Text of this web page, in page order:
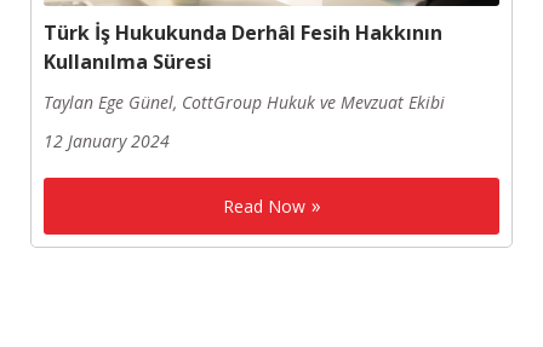
Türk İş Hukukunda Derhâl Fesih Hakkının
Kullanılma Süresi
Taylan Ege Günel, CottGroup Hukuk ve Mevzuat Ekibi
12 January 2024
Read Now